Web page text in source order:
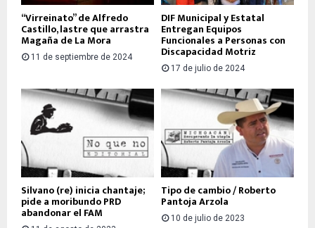
“Virreinato” de Alfredo
Castillo, lastre que arrastra
Magaña de La Mora
11 de septiembre de 2024
DIF Municipal y Estatal
Entregan Equipos
Funcionales a Personas con
Discapacidad Motriz
17 de julio de 2024
Silvano (re) inicia chantaje;
pide a moribundo PRD
abandonar el FAM
Tipo de cambio / Roberto
Pantoja Arzola
10 de julio de 2023